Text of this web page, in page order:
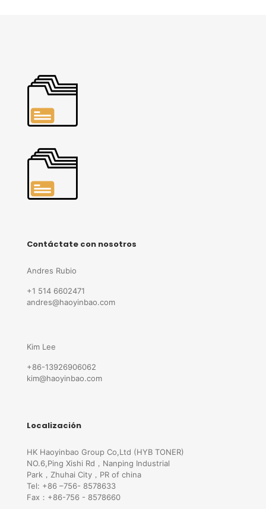
Contáctate con nosotros
Andres Rubio
+1 514 6602471
andres@haoyinbao.com
Kim Lee
+86-13926906062
kim@haoyinbao.com
Localización
HK Haoyinbao Group Co,Ltd (HYB TONER)
NO.6,Ping Xishi Rd，Nanping Industrial
Park，Zhuhai City，PR of china
Tel: +86 –756- 8578633
Fax：+86-756 - 8578660